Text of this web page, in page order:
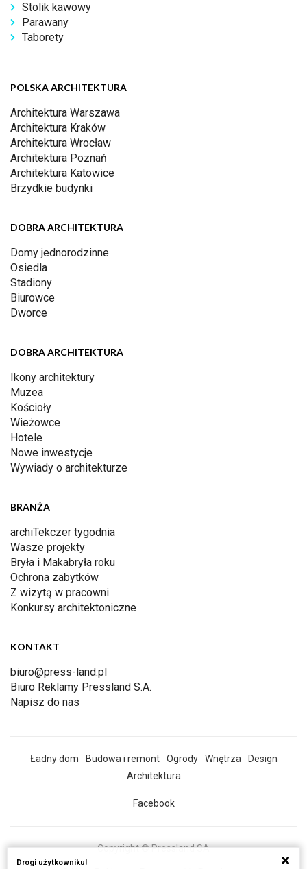
Stolik kawowy
Parawany
Taborety
POLSKA ARCHITEKTURA
Architektura Warszawa
Architektura Kraków
Architektura Wrocław
Architektura Poznań
Architektura Katowice
Brzydkie budynki
DOBRA ARCHITEKTURA
Domy jednorodzinne
Osiedla
Stadiony
Biurowce
Dworce
DOBRA ARCHITEKTURA
Ikony architektury
Muzea
Kościoły
Wieżowce
Hotele
Nowe inwestycje
Wywiady o architekturze
BRANŻA
archiTekczer tygodnia
Wasze projekty
Bryła i Makabryła roku
Ochrona zabytków
Z wizytą w pracowni
Konkursy architektoniczne
KONTAKT
biuro@press-land.pl
Biuro Reklamy Pressland S.A.
Napisz do nas
Ładny dom Budowa i remont Ogrody Wnętrza
Design
Architektura
Facebook
Copyright © Pressland SA
Drogi użytkowniku!